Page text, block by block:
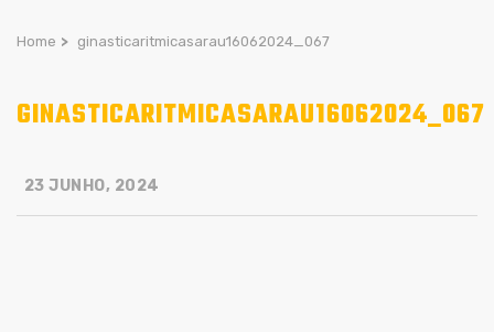
Home > ginasticaritmicasarau16062024_067
GINASTICARITMICASARAU16062024_067
23 JUNHO, 2024